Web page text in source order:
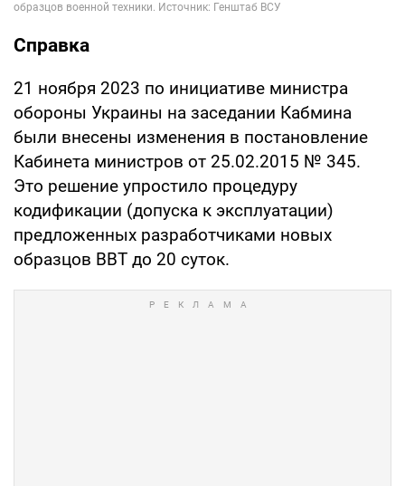
Справка
21 ноября 2023 по инициативе министра
обороны Украины на заседании Кабмина
были внесены изменения в постановление
Кабинета министров от 25.02.2015 № 345.
Это решение упростило процедуру
кодификации (допуска к эксплуатации)
предложенных разработчиками новых
образцов ВВТ до 20 суток.